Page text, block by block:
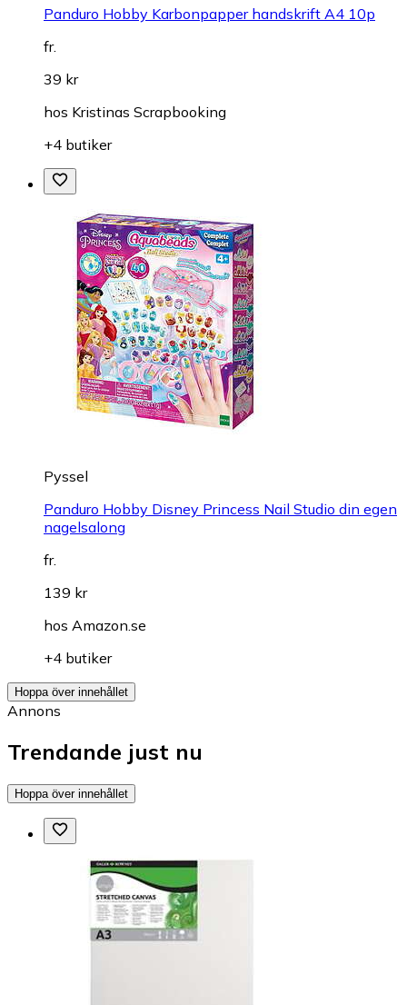
Panduro Hobby Karbonpapper handskrift A4 10p
fr.
39 kr
hos Kristinas Scrapbooking
+4 butiker
Pyssel
Panduro Hobby Disney Princess Nail Studio din egen
nagelsalong
fr.
139 kr
hos Amazon.se
+4 butiker
Hoppa över innehållet
Annons
Trendande just nu
Hoppa över innehållet